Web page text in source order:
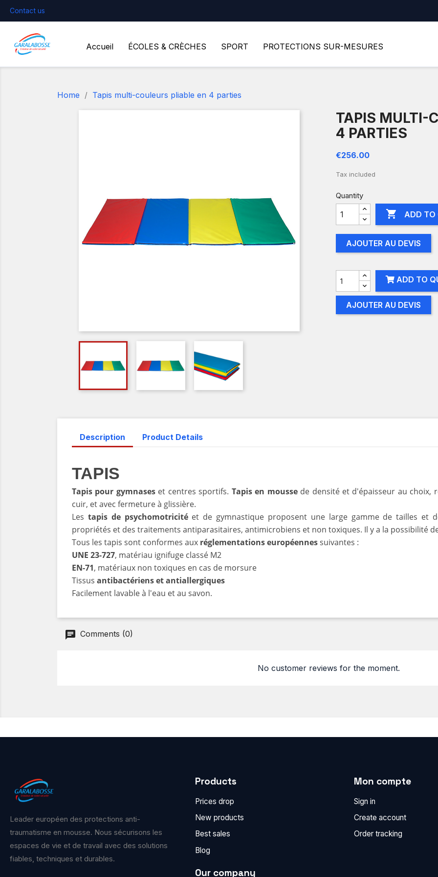
Contact us
Accueil ÉCOLES & CRÈCHES SPORT PROTECTIONS SUR-MESURES
Home Tapis multi-couleurs pliable en 4 parties
TAPIS MULTI-
4 PARTIES
€256.00
Tax included
Quantity
 ADD TO
AJOUTER AU DEVIS
ADD TO
AJOUTER AU DEVIS
Description Product Details
TAPIS
Tapis pour gymnaseset centres sportifs. Tapis en moussede densité et d'épaisseur au choix,
cuir, et avec fermeture à glissière.
Les tapis de psychomotricitéet de gymnastique proposent une large gamme de tailles et
propriétés et des traitements antiparasitaires, antimicrobiens et non toxiques. Il y a la possibilité
Tous les tapis sont conformes aux réglementations européennessuivantes :
UNE 23-727, matériau ignifuge classé M2
EN-71, matériaux non toxiques en cas de morsure
Tissus antibactériens et antiallergiques
Facilement lavable à l'eau et au savon.
Comments (0)
No customer reviews for the moment.
Leader européen des protections anti-
traumatisme en mousse. Nous sécurisons les
espaces de vie et de travail avec des solutions
fiables, techniques et durables.
Products
Prices drop
New products
Best sales
Blog
Our company
Mon compte
Sign in
Create account
Order tracking